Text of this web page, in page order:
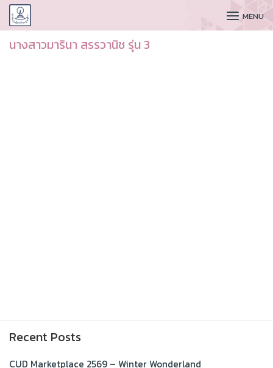
CUDAA MENU
นางสาวมารินา สรรวานิช รุ่น 3
Recent Posts
CUD Marketplace 2569 – Winter Wonderland